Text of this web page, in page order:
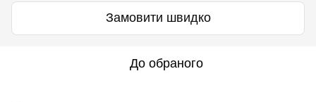
Замовити швидко
До обраного